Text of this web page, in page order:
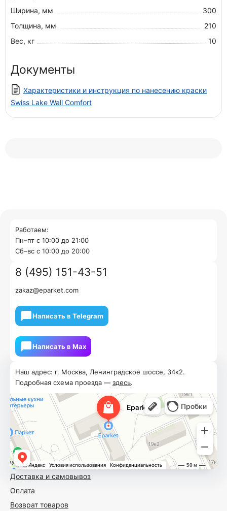
Ширина, мм
300
Толщина, мм
210
Вес, кг
10
Документы
Характеристики и инструкция по нанесению краски
Swiss Lake Wall Comfort
Доставка и самовывоз
Оплата
Возврат товаров
Наш адрес: г. Москва, Ленинградское шоссе, 34к2.
Подробная схема проезда — здесь.
Работаем:
Пн–пт с 10:00 до 21:00
Cб–вс с 10:00 до 20:00
8 (495) 151-43-51
zakaz@eparket.com
Написать в Telegram
Написать в Мах